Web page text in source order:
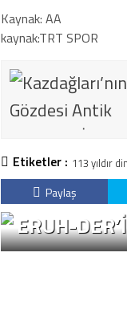
Kaynak: AA
kaynak:TRT SPOR
Etiketler : 113 yıldır
Paylaş
ERUH-